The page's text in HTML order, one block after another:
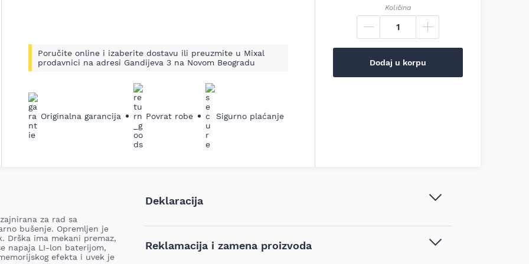
Poručite online i izaberite dostavu ili preuzmite u Mixal
prodavnici na adresi Gandijeva 3 na Novom Beogradu
Originalna garancija Povrat robe Sigurno plaćanje
Količina
Dodaj u korpu
za rad sa
bušenje. Opremljen je
Drška ima mekani premaz,
napaja LI-lon baterijom,
efekta i uvek je
Deklaracija
bušilica-odvijač 18V 2sp,
Reklamacija i zamena proizvoda